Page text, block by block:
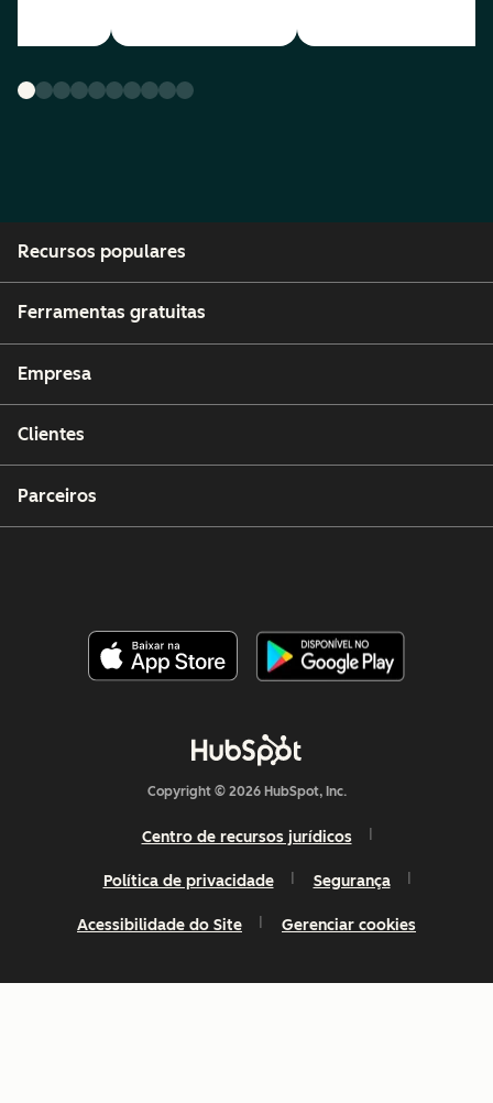
Recursos populares
Ferramentas gratuitas
Empresa
Clientes
Parceiros
Copyright © 2026 HubSpot, Inc.
Centro de recursos jurídicos
Política de privacidade Segurança
Acessibilidade do Site Gerenciar cookies